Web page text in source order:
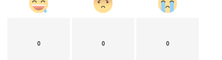
0 0 0